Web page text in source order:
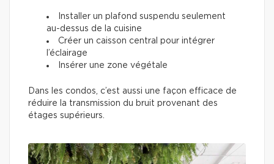
Installer un plafond suspendu seulement
au-dessus de la cuisine
Créer un caisson central pour intégrer
l’éclairage
Insérer une zone végétale
Dans les condos, c’est aussi une façon efficace de
réduire la transmission du bruit provenant des
étages supérieurs.